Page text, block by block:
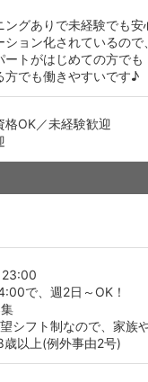
グありで未経験でも安
ョン化されているので、
ートがはじめての方でも
方でも働きやすいです♪
格OK／未経験歓迎
23:00
で、週2日～OK！
シフト制なので、家族
以上(例外事由2号)